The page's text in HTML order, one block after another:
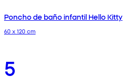
Poncho de baño infantil Hello Kitty
60 x 120 cm
5